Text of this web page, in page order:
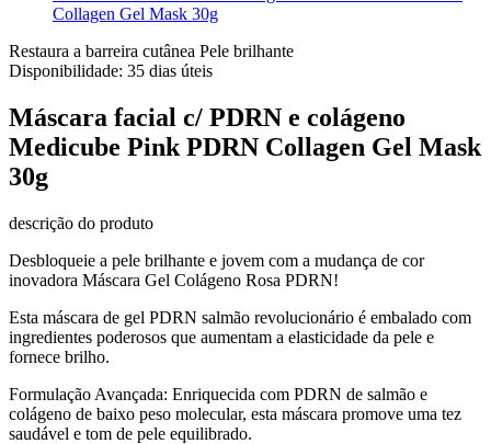
Collagen Gel Mask 30g
Restaura a barreira cutânea Pele brilhante
Disponibilidade: 35 dias úteis
Máscara facial c/ PDRN e colágeno
Medicube Pink PDRN Collagen Gel Mask
30g
descrição do produto
Desbloqueie a pele brilhante e jovem com a mudança de cor
inovadora Máscara Gel Colágeno Rosa PDRN!
Esta máscara de gel PDRN salmão revolucionário é embalado com
ingredientes poderosos que aumentam a elasticidade da pele e
fornece brilho.
Formulação Avançada: Enriquecida com PDRN de salmão e
colágeno de baixo peso molecular, esta máscara promove uma tez
saudável e tom de pele equilibrado.